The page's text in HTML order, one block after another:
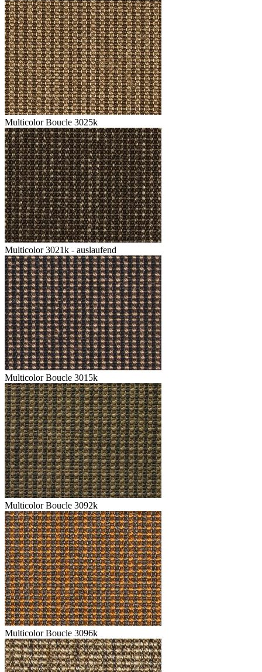
Multicolor Boucle 3025k
Multicolor 3021k - auslaufend
Multicolor Boucle 3015k
Multicolor Boucle 3092k
Multicolor Boucle 3096k